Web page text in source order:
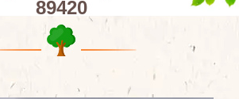
89420